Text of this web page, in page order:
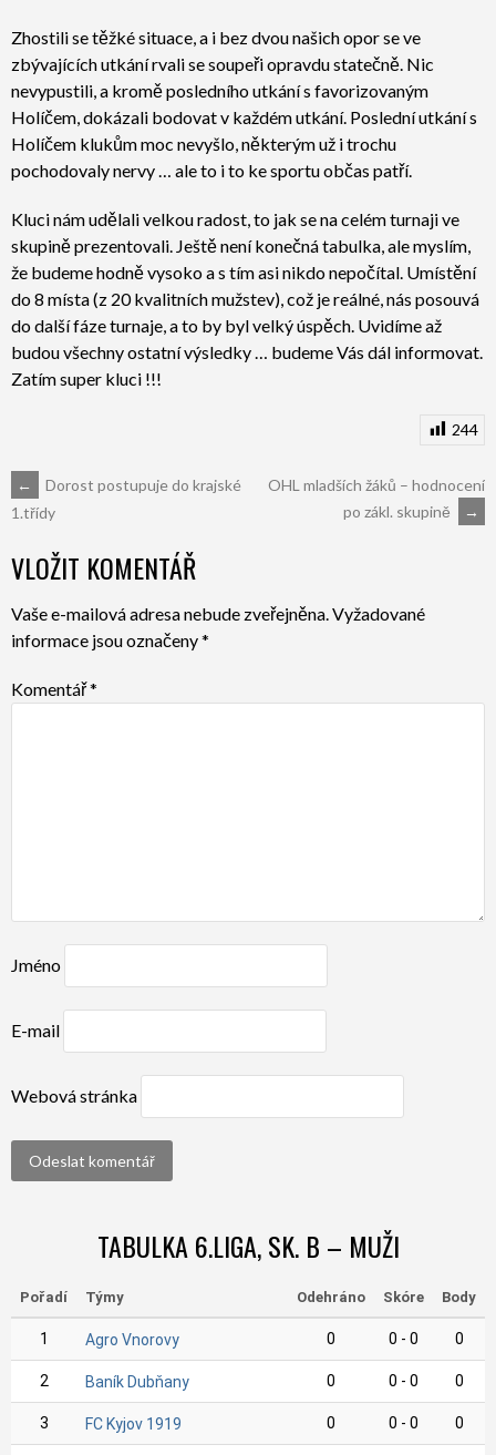
Zhostili se těžké situace, a i bez dvou našich opor se ve
zbývajících utkání rvali se soupeři opravdu statečně. Nic
nevypustili, a kromě posledního utkání s favorizovaným
Holíčem, dokázali bodovat v každém utkání. Poslední utkání s
Holíčem klukům moc nevyšlo, některým už i trochu
pochodovaly nervy … ale to i to ke sportu občas patří.
Kluci nám udělali velkou radost, to jak se na celém turnaji ve
skupině prezentovali. Ještě není konečná tabulka, ale myslím,
že budeme hodně vysoko a s tím asi nikdo nepočítal. Umístění
do 8 místa (z 20 kvalitních mužstev), což je reálné, nás posouvá
do další fáze turnaje, a to by byl velký úspěch. Uvidíme až
budou všechny ostatní výsledky … budeme Vás dál informovat.
Zatím super kluci !!!
244
POST
NAVIGATION
←
Dorost postupuje do krajské
1.třídy
OHL mladších žáků – hodnocení
po zákl. skupině
→
VLOŽIT KOMENTÁŘ
Vaše e-mailová adresa nebude zveřejněna. Vyžadované
informace jsou označeny*
Komentář*
Jméno
E-mail
Webová stránka
TABULKA 6.LIGA, SK. B – MUŽI
Pořadí Týmy Odehráno Skóre Body
1 Agro Vnorovy 0 0 - 0 0
2 Baník Dubňany 0 0 - 0 0
3 FC Kyjov 1919 0 0 - 0 0